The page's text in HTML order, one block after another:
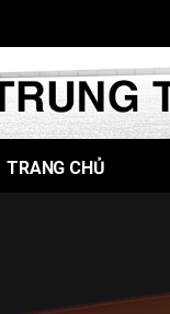
TRANG CHỦ